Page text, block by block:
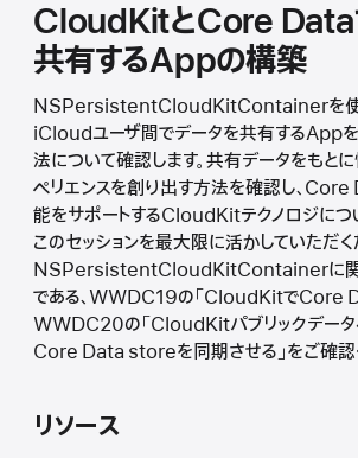
CloudKitとCore Data
共有するAppの構築
NSPersistentCloudKitContainerを使
iCloudユーザ間でデータを共有するApp
法について確認します。共有データをもと
ペリエンスを創り出す方法を確認し、
能をサポートするCloudKitテクノロジにつ
このセッションを最大限に活かしていただく
NSPersistentCloudKitContainerに関
である、WWDC19の「CloudKitでCore
WWDC20の「CloudKitパブリックデータ
Core Data storeを同期させる」をご確認
リソース